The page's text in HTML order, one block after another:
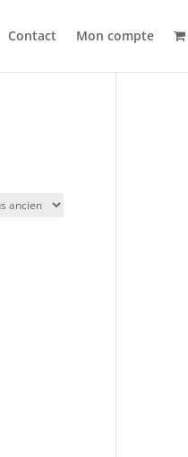
Contact Mon compte